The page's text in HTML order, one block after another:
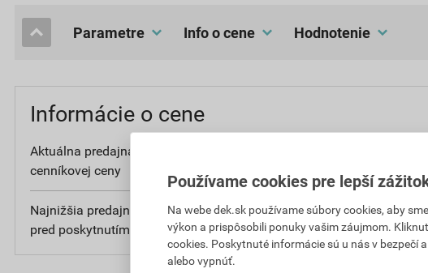
Parametre Info o cene hodnotenie
Informácie o cene
Aktuálna predajná cena po zľave 8% z
cenníkovej ceny
Najnižšia predajná cena v období 30 dní
pred poskytnutím zľavy
0,98 EUR
bez DPH za ks
Používame cookies pre lepší
Na webe dek.sk používame súbory cookies, aby
výkon a prispôsobili ponuky vašim záujmom.
cookies. Poskytnuté informácie sú u nás v bezpečí
alebo vypnúť.